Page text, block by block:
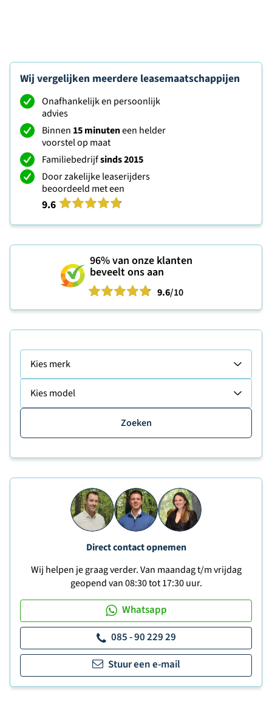
Wij vergelijken meerdere leasemaatschappijen
Onafhankelijk en persoonlijk
advies
Binnen 15 minuteneen helder
voorstel op maat
Familiebedrijfsinds 2015
Door zakelijke leaserijders
beoordeeld met een
9.6
96%van onze klanten
beveelt ons aan
9.6/10
Kies merk
Kies model
Zoeken
Direct contact opnemen
Wij helpen je graag verder. Van maandag t/m vrijdag
geopend van 08:30 tot 17:30 uur.
Whatsapp
085 - 90 229 29
Stuur een e-mail